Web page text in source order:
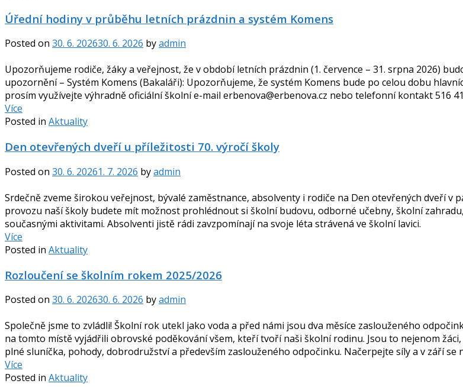
Úřední hodiny v průběhu letních prázdnin a systém Komens
Posted on 30. 6. 202630. 6. 2026 byadmin
Upozorňujeme rodiče, žáky a veřejnost, že v období letních prázdnin (1. července – 31. srpna 2026)
upozornění – Systém Komens (Bakaláři): Upozorňujeme, že systém Komens bude po celou dobu
prosím využívejte výhradně oficiální školní e-mail erbenova@erbenova.cz nebo telefonní kontakt 516
Více
Posted in Aktuality
Den otevřených dveří u příležitosti 70. výročí školy
Posted on 30. 6. 20261. 7. 2026 byadmin
Srdečně zveme širokou veřejnost, bývalé zaměstnance, absolventy i rodiče na Den otevřených dveří v
provozu naší školy budete mít možnost prohlédnout si školní budovu, odborné učebny, školní
současnými aktivitami. Absolventi jistě rádi zavzpomínají na svoje léta strávená ve školní lavici.
Více
Posted in Aktuality
Rozloučení se školním rokem 2025/2026
Posted on 30. 6. 202630. 6. 2026 byadmin
Společně jsme to zvládli! Školní rok utekl jako voda a před námi jsou dva měsíce zaslouženého
na tomto místě vyjádřili obrovské poděkování všem, kteří tvoří naši školní rodinu. Jsou to nejenom
plné sluníčka, pohody, dobrodružství a především zaslouženého odpočinku. Načerpejte síly a v září se
Více
Posted in Aktuality